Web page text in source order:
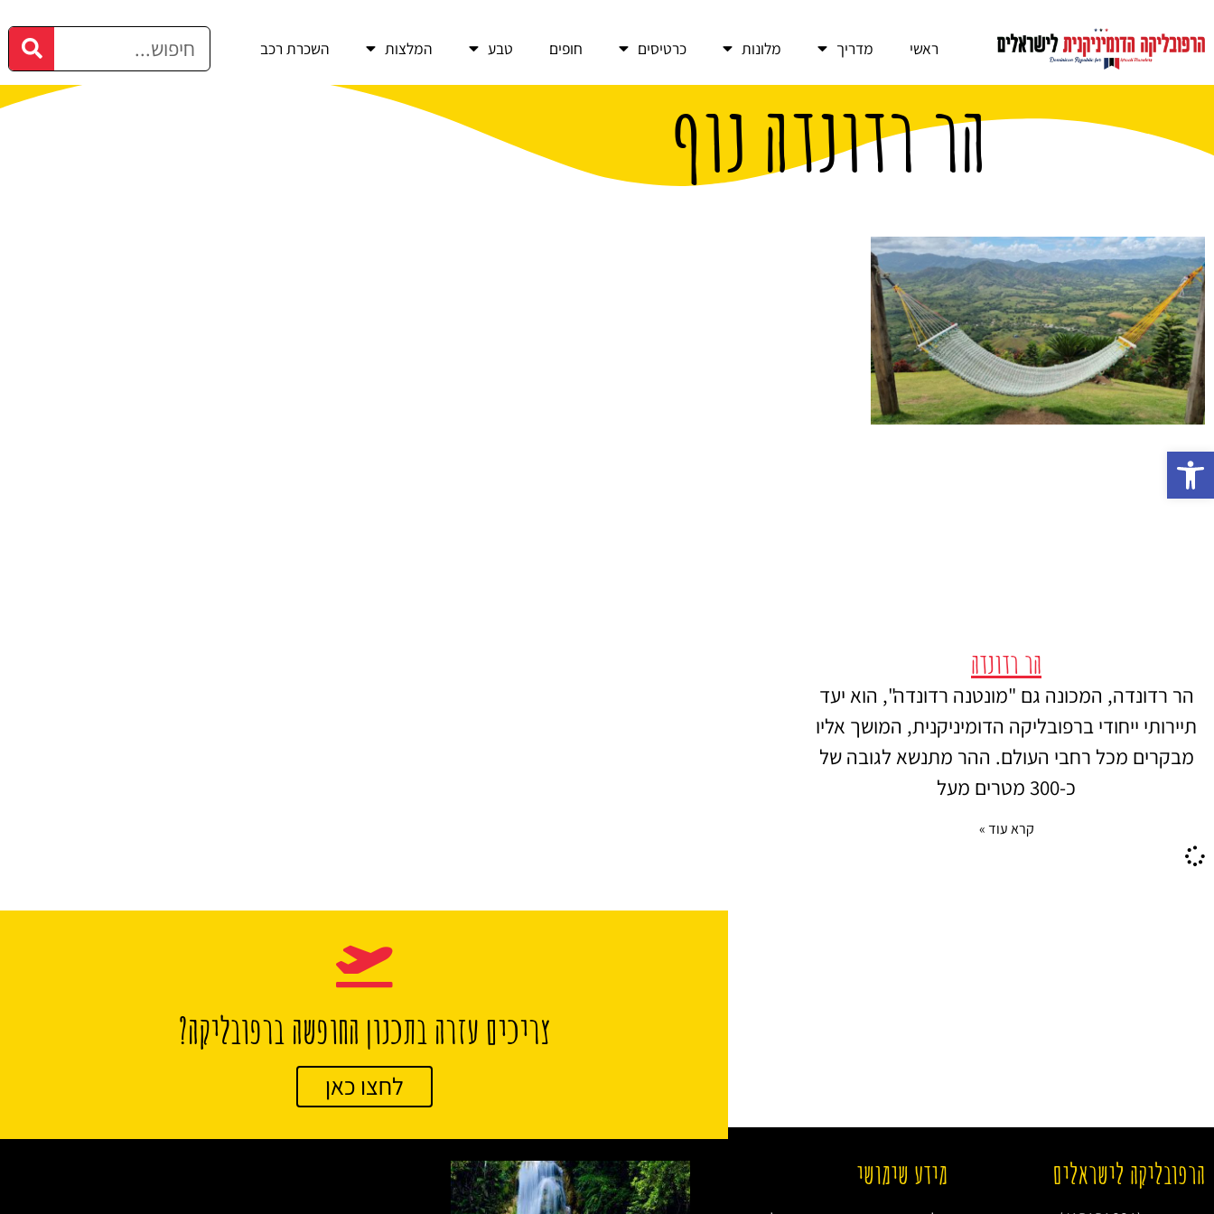
ראשי מדריך מלונות כרטיסים חופים טבע המלצות השכרת רכב
הר רדונדה נוף
הר רדונדה
הר רדונדה, המכונה גם "מונטנה רדונדה", הוא יעד
תיירותי ייחודי ברפובליקה הדומיניקנית, המושך אליו
מבקרים מכל רחבי העולם. ההר מתנשא לגובה של
כ-300 מטרים מעל
קרא עוד »
צריכים עזרה בתכנון החופשה ברפובליקה?
לחצו כאן
הרפובליקה לישראלים מידע שימושי
פתח סרגל נגישות